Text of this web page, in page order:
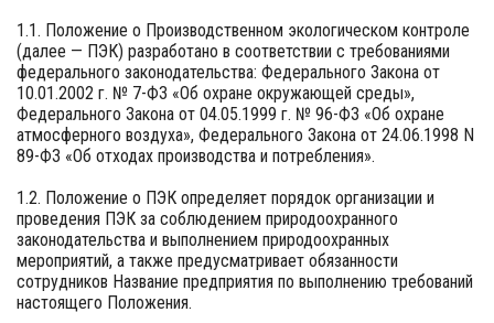
1.1. Положение о Производственном экологическом контроле
(далее — ПЭК) разработано в соответствии с требованиями
федерального законодательства: Федерального Закона от
10.01.2002 г. № 7-ФЗ «Об охране окружающей среды»,
Федерального Закона от 04.05.1999 г. № 96-ФЗ «Об охране
атмосферного воздуха», Федерального Закона от 24.06.1998 N
89-ФЗ «Об отходах производства и потребления».
1.2. Положение о ПЭК определяет порядок организации и
проведения ПЭК за соблюдением природоохранного
законодательства и выполнением природоохранных
мероприятий, а также предусматривает обязанности
сотрудников Название предприятия по выполнению требований
настоящего Положения.